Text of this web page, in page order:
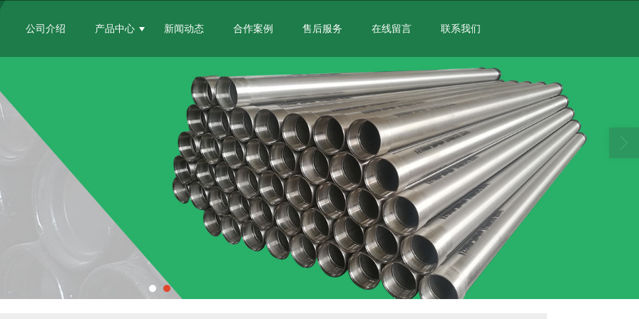
公司介绍 产品中心 新闻动态 合作案例 售后服务 在线留言 联系我们